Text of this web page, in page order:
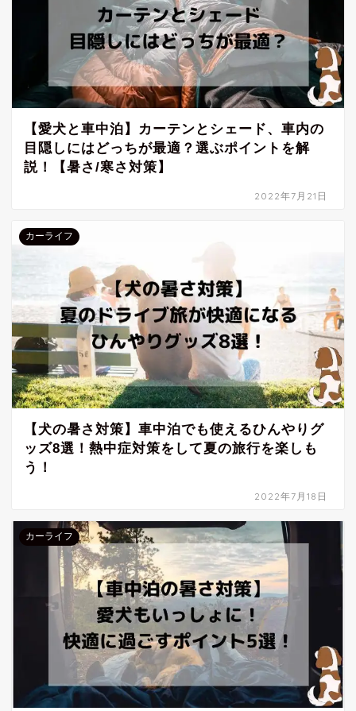
【愛犬と車中泊】カーテンとシェード、車内の
目隠しにはどっちが最適？選ぶポイントを解
説！【暑さ/寒さ対策】
2022年7月21日
カーライフ
【犬の暑さ対策】車中泊でも使えるひんやりグ
ッズ8選！熱中症対策をして夏の旅行を楽しも
う！
2022年7月18日
カーライフ